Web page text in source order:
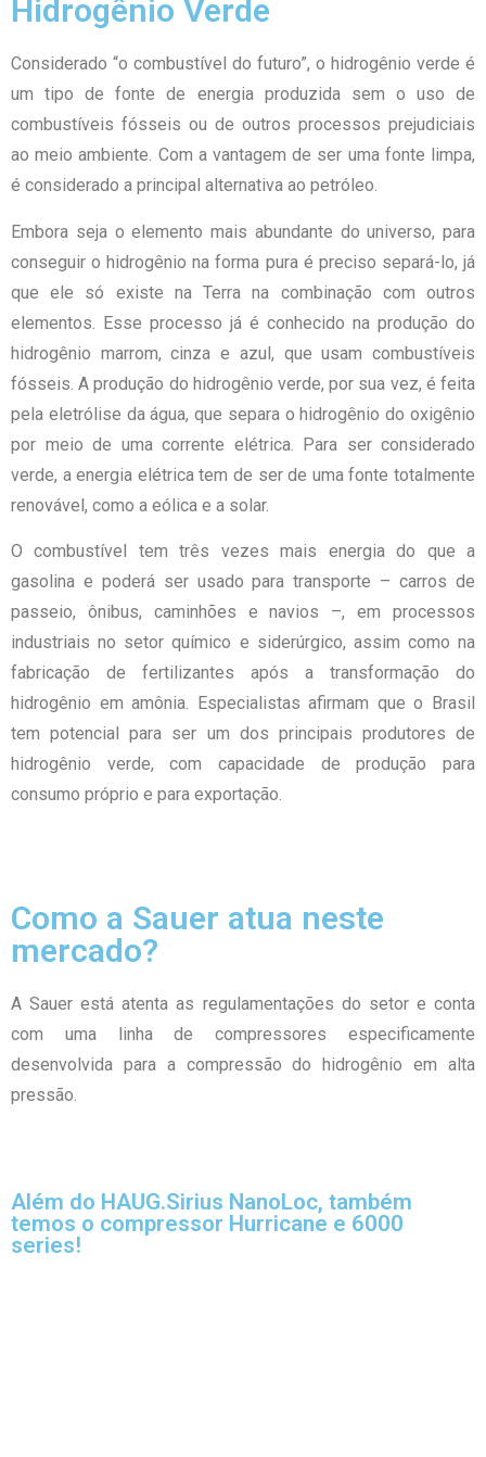
Hidrogênio Verde
Considerado “o combustível do futuro”, o hidrogênio verde é
um tipo de fonte de energia produzida sem o uso de
combustíveis fósseis ou de outros processos prejudiciais
ao meio ambiente. Com a vantagem de ser uma fonte limpa,
é considerado a principal alternativa ao petróleo.
Embora seja o elemento mais abundante do universo, para
conseguir o hidrogênio na forma pura é preciso separá-lo, já
que ele só existe na Terra na combinação com outros
elementos. Esse processo já é conhecido na produção do
hidrogênio marrom, cinza e azul, que usam combustíveis
fósseis. A produção do hidrogênio verde, por sua vez, é feita
pela eletrólise da água, que separa o hidrogênio do oxigênio
por meio de uma corrente elétrica. Para ser considerado
verde, a energia elétrica tem de ser de uma fonte totalmente
renovável, como a eólica e a solar.
O combustível tem três vezes mais energia do que a
gasolina e poderá ser usado para transporte – carros de
passeio, ônibus, caminhões e navios –, em processos
industriais no setor químico e siderúrgico, assim como na
fabricação de fertilizantes após a transformação do
hidrogênio em amônia. Especialistas afirmam que o Brasil
tem potencial para ser um dos principais produtores de
hidrogênio verde, com capacidade de produção para
consumo próprio e para exportação.
Como a Sauer atua neste
mercado?
A Sauer está atenta as regulamentações do setor e conta
com uma linha de compressores especificamente
desenvolvida para a compressão do hidrogênio em alta
pressão.
Além do HAUG.Sirius NanoLoc, também
temos o compressor Hurricane e 6000
series!